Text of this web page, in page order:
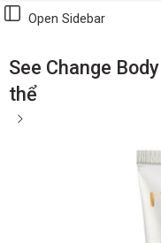
Open Sidebar
See Change
thể